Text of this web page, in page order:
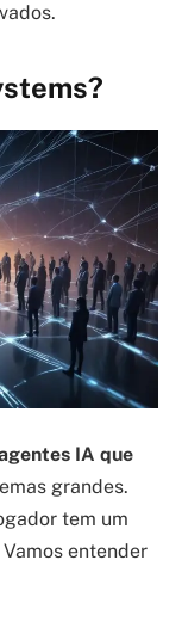
IA que
grandes.
tem um
entender